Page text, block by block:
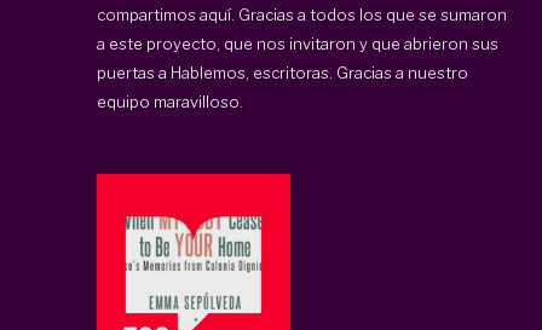
compartimos aquí. Gracias a todos los que se sumaron
a este proyecto, que nos invitaron y que abrieron sus
puertas a Hablemos, escritoras. Gracias a nuestro
equipo maravilloso.